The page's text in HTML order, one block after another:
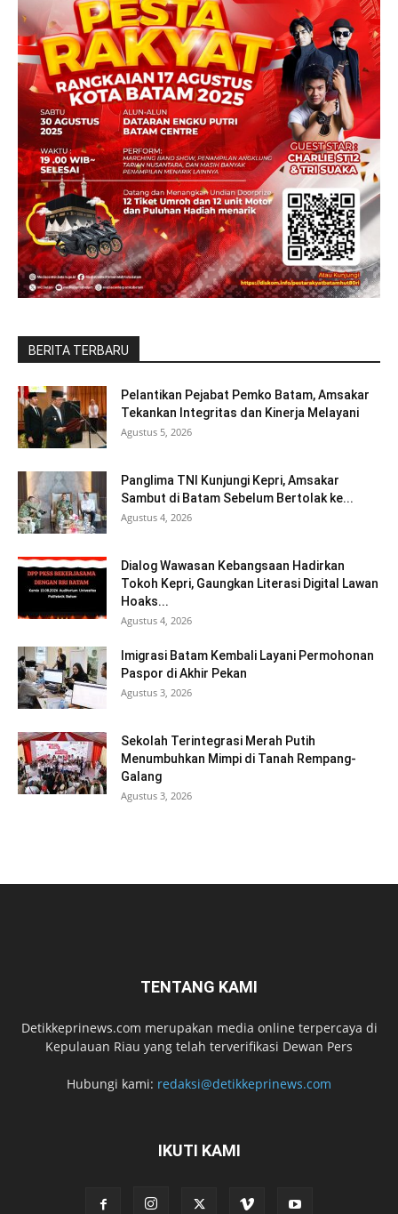
BERITA TERBARU
Pelantikan Pejabat Pemko Batam, Amsakar
Tekankan Integritas dan Kinerja Melayani
Agustus 5, 2026
Panglima TNI Kunjungi Kepri, Amsakar
Sambut di Batam Sebelum Bertolak ke...
Agustus 4, 2026
Dialog Wawasan Kebangsaan Hadirkan
Tokoh Kepri, Gaungkan Literasi Digital Lawan
Hoaks...
Agustus 4, 2026
Imigrasi Batam Kembali Layani Permohonan
Paspor di Akhir Pekan
Agustus 3, 2026
Sekolah Terintegrasi Merah Putih
Menumbuhkan Mimpi di Tanah Rempang-
Galang
Agustus 3, 2026
TENTANG KAMI
Detikkeprinews.com merupakan media online terpercaya di
Kepulauan Riau yang telah terverifikasi Dewan Pers
Hubungi kami: redaksi@detikkeprinews.com
IKUTI KAMI